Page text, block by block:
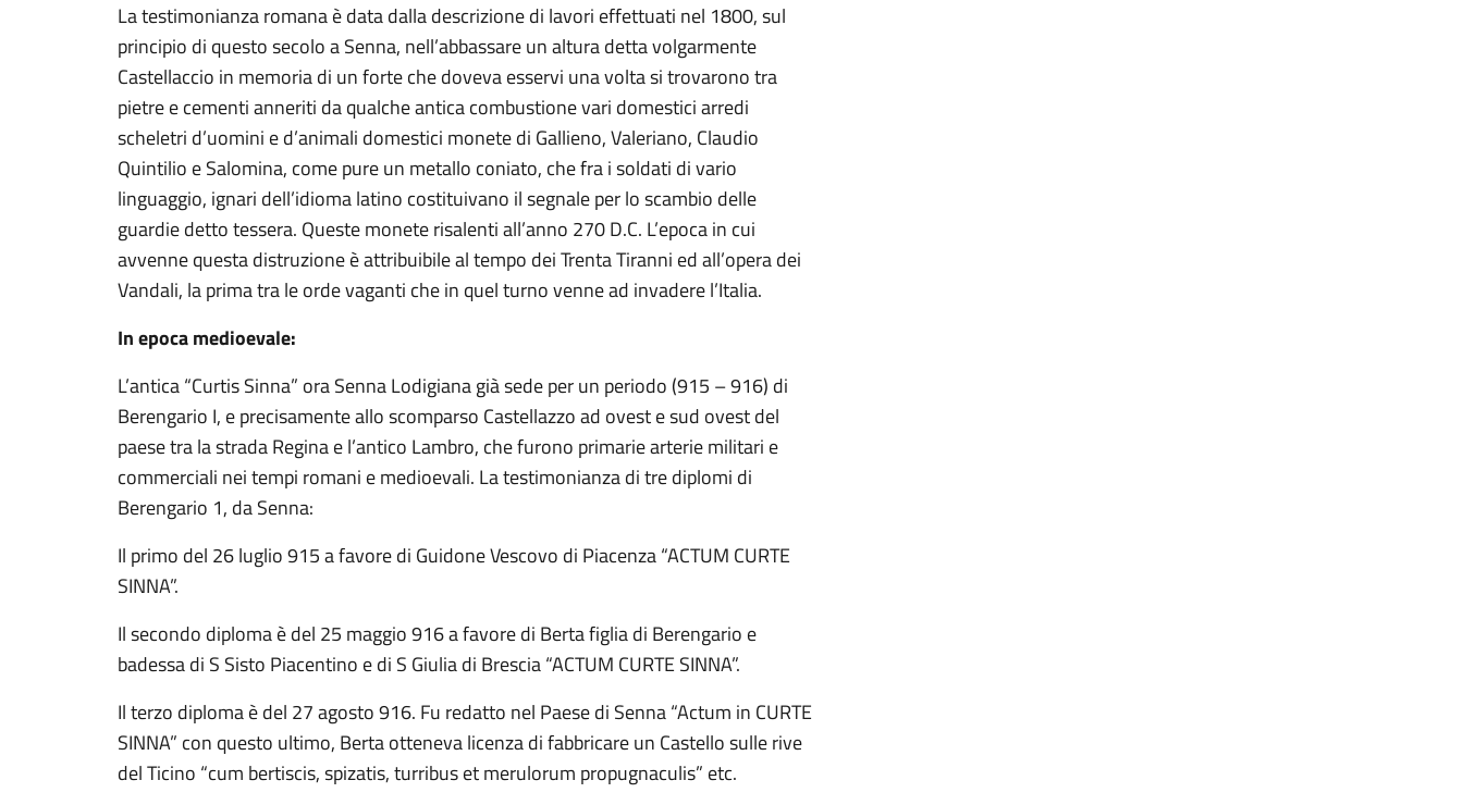
La testimonianza romana è data dalla descrizione di lavori effettuati nel 1800, sul
principio di questo secolo a Senna, nell’abbassare un altura detta volgarmente
Castellaccio in memoria di un forte che doveva esservi una volta si trovarono tra
pietre e cementi anneriti da qualche antica combustione vari domestici arredi
scheletri d’uomini e d’animali domestici monete di Gallieno, Valeriano, Claudio
Quintilio e Salomina, come pure un metallo coniato, che fra i soldati di vario
linguaggio, ignari dell’idioma latino costituivano il segnale per lo scambio delle
guardie detto tessera. Queste monete risalenti all’anno 270 D.C. L’epoca in cui
avvenne questa distruzione è attribuibile al tempo dei Trenta Tiranni ed all’opera dei
Vandali, la prima tra le orde vaganti che in quel turno venne ad invadere l’Italia.
In epoca medioevale:
L’antica “Curtis Sinna” ora Senna Lodigiana già sede per un periodo (915 – 916) di
Berengario I, e precisamente allo scomparso Castellazzo ad ovest e sud ovest del
paese tra la strada Regina e l’antico Lambro, che furono primarie arterie militari e
commerciali nei tempi romani e medioevali. La testimonianza di tre diplomi di
Berengario 1, da Senna:
Il primo del 26 luglio 915 a favore di Guidone Vescovo di Piacenza “ACTUM CURTE
SINNA”.
Il secondo diploma è del 25 maggio 916 a favore di Berta figlia di Berengario e
badessa di S Sisto Piacentino e di S Giulia di Brescia “ACTUM CURTE SINNA”.
Il terzo diploma è del 27 agosto 916. Fu redatto nel Paese di Senna “Actum in CURTE
SINNA” con questo ultimo, Berta otteneva licenza di fabbricare un Castello sulle rive
del Ticino “cum bertiscis, spizatis, turribus et merulorum propugnaculis” etc.